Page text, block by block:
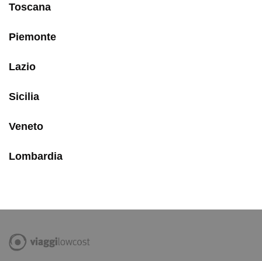
Toscana
Piemonte
Lazio
Sicilia
Veneto
Lombardia